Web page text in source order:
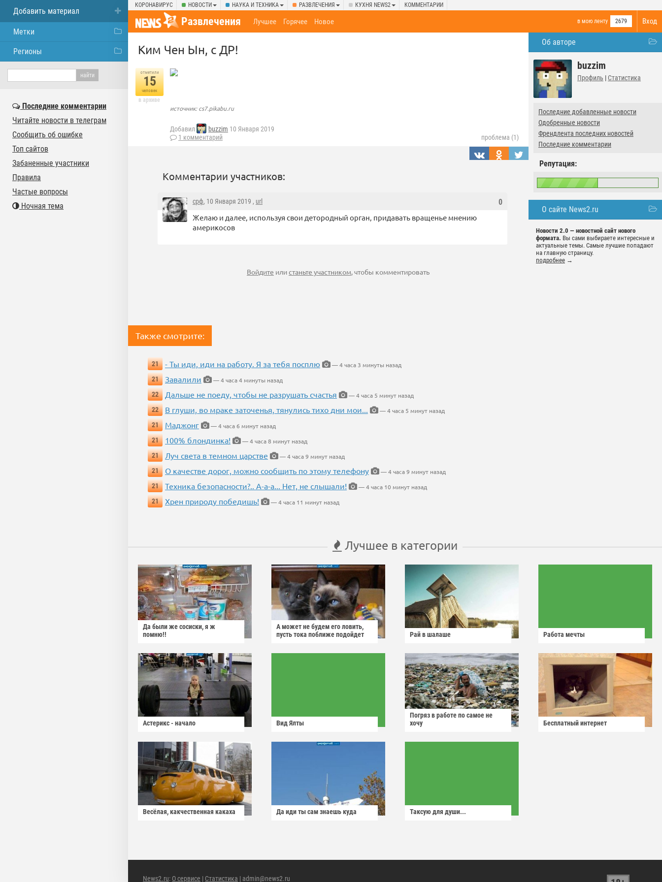
КОРОНАВИРУС НОВОСТИ НАУКА И ТЕХНИКА РАЗВЛЕЧЕНИЯ КУХНЯ NEWS2 КОММЕНТАРИИ
Вход
Развлечения в мою ленту 2679
Лучшее Горячее Новое
Об авторе
buzzim
Профиль | Статистика
Последние добавленные новости
Одобренные новости
Френдлента последних новостей
Последние комментарии
Репутация:
О сайте News2.ru
Новости 2.0 — новостной сайт нового
формата. Вы сами выбираете интересные и
актуальные темы. Самые лучшие попадают
на главную страницу.
подробнее →
Ким Чен Ын, с ДР!
отметили
15
человек
в архиве
источник: cs7.pikabu.ru
Добавил buzzim 10 Января 2019
1 комментарий
проблема (1)
Комментарии участников:
0
срф, 10 Января 2019 , url
Желаю и далее, используя свои детородный орган, придавать вращенье мнению
америкосов
Войдите илистаньте участником, чтобы комментировать
Также смотрите:
21 - Ты иди, иди на работу. Я за тебя посплю
— 4 часа 3 минуты назад
21
Завалили
— 4 часа 4 минуты назад
22
Дальше не поеду, чтобы не разрушать счастья
— 4 часа 5 минут назад
22
В глуши, во мраке заточенья, тянулись тихо дни мои...
— 4 часа 5 минут назад
21
Маджонг
— 4 часа 6 минут назад
21
100% блондинка!
— 4 часа 8 минут назад
21
Луч света в темном царстве
— 4 часа 9 минут назад
21
О качестве дорог, можно сообщить по этому телефону
— 4 часа 9 минут назад
21
Техника безопасности?.. А-а-а... Нет, не слышали!
— 4 часа 10 минут назад
21
Хрен природу победишь! — 4 часа 11 минут назад
Лучшее в категории
Да были же сосиски, я ж
помню!!
А может не будем его ловить,
пусть тока поближе подойдет
Рай в шалаше Работа мечты
Астерикс - начало Вид Ялты
Погряз в работе по самое не
хочу
Бесплатный интернет
Весёлая, какчественная какаха Да иди ты сам знаешь куда Таксую для души...
News2.ru: О сервисе | Статистика | admin@news2.ru
Добавить материал
Метки
Регионы
Последние комментарии
Читайте новости в телеграм
Сообщить об ошибке
Топ сайтов
Забаненные участники
Правила
Частые вопросы
Ночная тема